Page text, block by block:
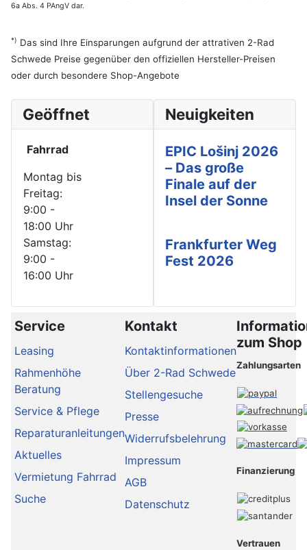
6a Abs. 4 PAngV dar.
*) Das sind Ihre Einsparungen aufgrund der attrativen 2-Rad
Schwede Preise gegenüber den offiziellen Hersteller-Preisen
oder durch besondere Shop-Angebote
Geöffnet
Fahrrad
Montag bis
Freitag:
9:00 -
18:00 Uhr
Samstag:
9:00 -
16:00 Uhr
Neuigkeiten
EPIC Lošinj 2026
– Das große
Finale auf der
Insel der Sonne
Frankfurter Weg
Fest 2026
Service
Leasing
Rahmenhöhe
Beratung
Service & Pflege
Reparaturanleitungen
Aktuelles
Vermietung Fahrrad
Suche
Kontakt
Kontaktinformationen
Über 2-Rad Schwede
Stellengesuche
Presse
Widerrufsbelehrung
Impressum
AGB
Datenschutz
zum Shop
Zahlungsarten
Finanzierung
Vertrauen